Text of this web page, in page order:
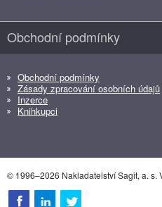
Obchodní podmínky
Obchodní podmínky
Zásady zpracování osobních údajů
Inzerce
Knihkupci
© 1996–2026 Nakladatelství Sagit, a. s.